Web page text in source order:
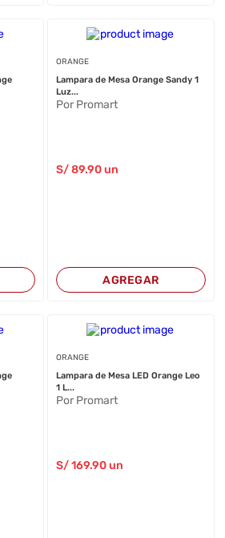
ORANGE
Lampara de Mesa Orange Sandy 1
Luz...
Por Promart
S/89.90un
AGREGAR
ORANGE
Lampara de Mesa LED Orange Leo
1 L...
Por Promart
S/169.90un